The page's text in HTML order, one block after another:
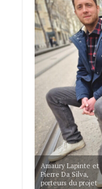
Amaury Lapinte et
Pierre Da Silva,
porteurs du projet